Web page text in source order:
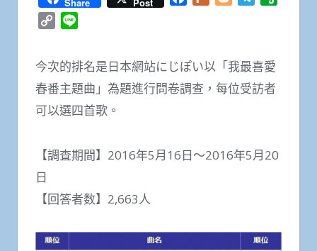
Copy
今次的排名是日本網站にじぽい以「我最喜愛
春番主題曲」為題進行問卷調查，每位受訪者
可以選四首歌。
【調査期間】2016年5月16日～2016年5月20
日
【回答者数】2,663人